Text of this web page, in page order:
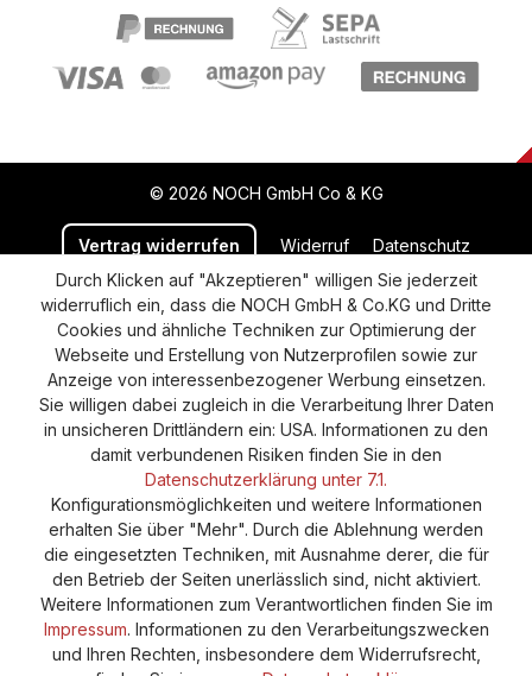
© 2026 NOCH GmbH Co & KG
Vertrag widerrufen Widerruf Datenschutz
Versand und Zahlung AGB
Impressum
Cookie-Einstellungen
Barrierefreiheitserklärung
Durch Klicken auf "Akzeptieren" willigen Sie jederzeit
widerruflich ein, dass die NOCH GmbH & Co.KG und Dritte
Cookies und ähnliche Techniken zur Optimierung der
Webseite und Erstellung von Nutzerprofilen sowie zur
Anzeige von interessenbezogener Werbung einsetzen.
Sie willigen dabei zugleich in die Verarbeitung Ihrer Daten
in unsicheren Drittländern ein: USA. Informationen zu den
damit verbundenen Risiken finden Sie in den
Datenschutzerklärung unter 7.1.
Konfigurationsmöglichkeiten und weitere Informationen
erhalten Sie über "Mehr". Durch die Ablehnung werden
die eingesetzten Techniken, mit Ausnahme derer, die für
den Betrieb der Seiten unerlässlich sind, nicht aktiviert.
Weitere Informationen zum Verantwortlichen finden Sie im
Impressum. Informationen zu den Verarbeitungszwecken
und Ihren Rechten, insbesondere dem Widerrufsrecht,